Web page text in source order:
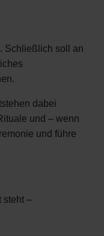
Schließlich soll an
dabei
und – wenn
und führe
steht –